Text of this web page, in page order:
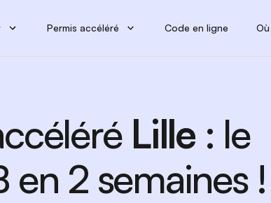
Permis accéléré Code en ligne
Lille : le
en 2 semaines !